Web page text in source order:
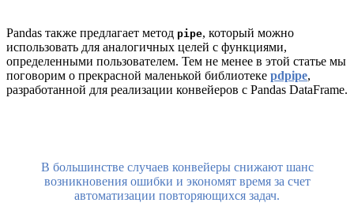
Pandas также предлагает метод pipe, который можно
использовать для аналогичных целей с функциями,
определенными пользователем. Тем не менее в этой статье мы
поговорим о прекрасной маленькой библиотеке pdpipe,
разработанной для реализации конвейеров с Pandas DataFrame.
В большинстве случаев конвейеры снижают шанс
возникновения ошибки и экономят время за счет
автоматизации повторяющихся задач.